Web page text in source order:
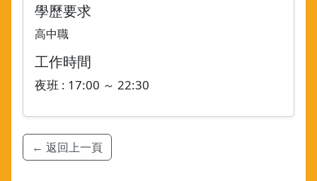
學歷要求
高中職
工作時間
夜班 : 17:00 ～ 22:30
← 返回上一頁